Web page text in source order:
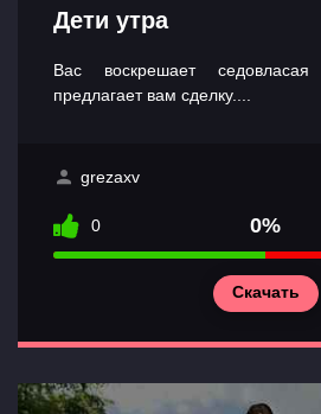
Дети утра
Вас воскрешает
предлагает вам сделку....
grezaxv
0 0%
Скачать